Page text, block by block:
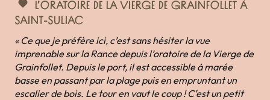
L’ORATOIRE DE LA VIERGE DE GRAINFOLLET À
SAINT-SULIAC
« Ce que je préfère ici, c’est sans hésiter la vue
imprenable sur la Rance depuis l’oratoire de la Vierge de
Grainfollet. Depuis le port, il est accessible à marée
basse en passant par la plage puis en empruntant un
escalier de bois. Le tour en vaut le coup ! C’est un petit